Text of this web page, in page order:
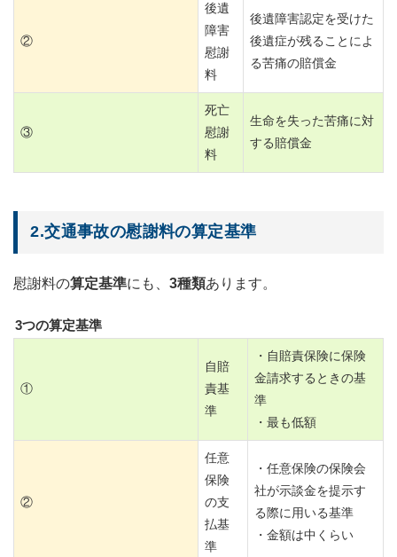
②
後遺
障害
慰謝
料
後遺障害認定を受けた
後遺症が残ることによ
る苦痛の賠償金
③
死亡
慰謝
料
生命を失った苦痛に対
する賠償金
2.交通事故の慰謝料の算定基準
慰謝料の算定基準にも、 3種類あります。
3つの算定基準
①
自賠
責基
準
・自賠責保険に保険
金請求するときの基
準
・最も低額
②
任意
保険
の支
払基
準
・任意保険の保険会
社が示談金を提示す
る際に用いる基準
・金額は中くらい